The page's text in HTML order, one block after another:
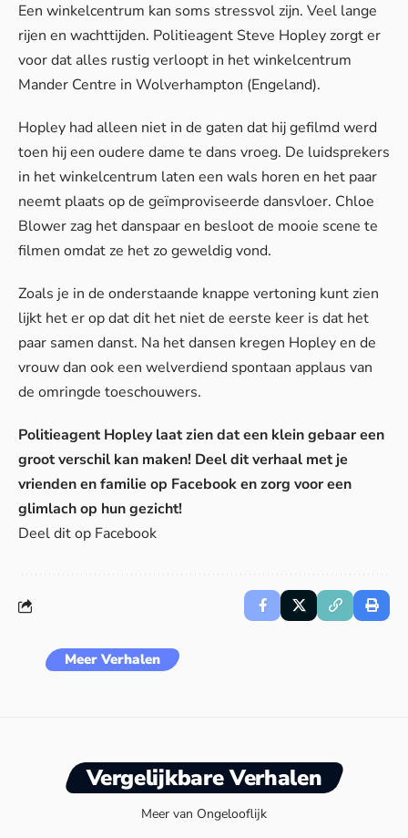
Een winkelcentrum kan soms stressvol zijn. Veel lange
rijen en wachttijden. Politieagent Steve Hopley zorgt er
voor dat alles rustig verloopt in het winkelcentrum
Mander Centre in Wolverhampton (Engeland).
Hopley had alleen niet in de gaten dat hij gefilmd werd
toen hij een oudere dame te dans vroeg. De luidsprekers
in het winkelcentrum laten een wals horen en het paar
neemt plaats op de geïmproviseerde dansvloer. Chloe
Blower zag het danspaar en besloot de mooie scene te
filmen omdat ze het zo geweldig vond.
Zoals je in de onderstaande knappe vertoning kunt zien
lijkt het er op dat dit het niet de eerste keer is dat het
paar samen danst. Na het dansen kregen Hopley en de
vrouw dan ook een welverdiend spontaan applaus van
de omringde toeschouwers.
Politieagent Hopley laat zien dat een klein gebaar een
groot verschil kan maken! Deel dit verhaal met je
vrienden en familie op Facebook en zorg voor een
glimlach op hun gezicht!
Deel dit op Facebook
Meer Verhalen
Vergelijkbare Verhalen
Meer van Ongelooflijk